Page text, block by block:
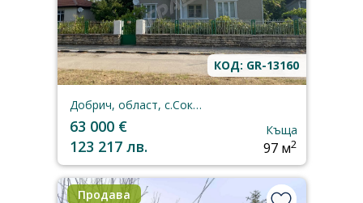
КОД: GR-13160
Добрич, област, с.Соколово
63 000 €
123 217 лв.
Къща
97 м2
Продава